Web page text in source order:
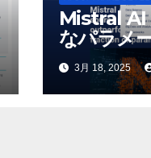
Mistral AI
なパラメ
4o Mini を
いオープ
デルをリ
3月 18, 2025